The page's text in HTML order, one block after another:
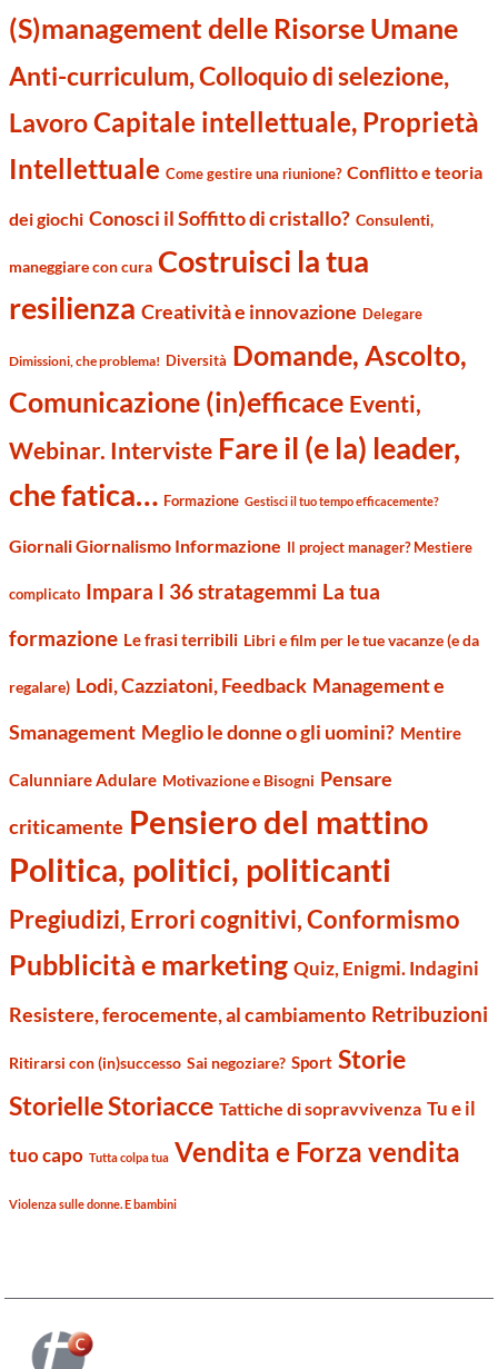
(S)management delle Risorse Umane
Anti-curriculum, Colloquio di selezione,
LavoroCapitale intellettuale, Proprietà
Intellettuale Come gestire una riunione? Conflitto e teoria
dei giochi Conosci il Soffitto di cristallo? Consulenti,
maneggiare con cura Costruisci la tua
resilienza Creatività e innovazione Delegare
Dimissioni, che problema! Diversità Domande, Ascolto,
Comunicazione (in)efficace Eventi,
Webinar. Interviste Fare il (e la) leader,
che fatica… Formazione Gestisci il tuo tempo efficacemente?
Giornali Giornalismo Informazione Il project manager? Mestiere
complicato Impara I 36 stratagemmi La tua
formazione Le frasi terribili Libri e film per le tue vacanze (e da
regalare) Lodi, Cazziatoni, Feedback Management e
Smanagement Meglio le donne o gli uomini? Mentire
Calunniare Adulare Motivazione e Bisogni Pensare
criticamente Pensiero del mattino
Politica, politici, politicanti
Pregiudizi, Errori cognitivi, Conformismo
Pubblicità e marketing Quiz, Enigmi. Indagini
Resistere, ferocemente, al cambiamento Retribuzioni
Ritirarsi con (in)successo Sai negoziare? Sport Storie
Storielle Storiacce Tattiche di sopravvivenza Tu e il
tuo capo Tutta colpa tua Vendita e Forza vendita
Violenza sulle donne. E bambini